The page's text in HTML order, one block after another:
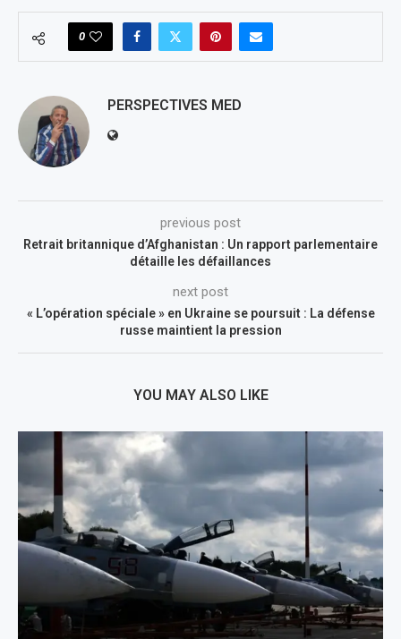
0
PERSPECTIVES MED
previous post
Retrait britannique d’Afghanistan : Un rapport parlementaire
détaille les défaillances
next post
« L’opération spéciale » en Ukraine se poursuit : La défense
russe maintient la pression
YOU MAY ALSO LIKE